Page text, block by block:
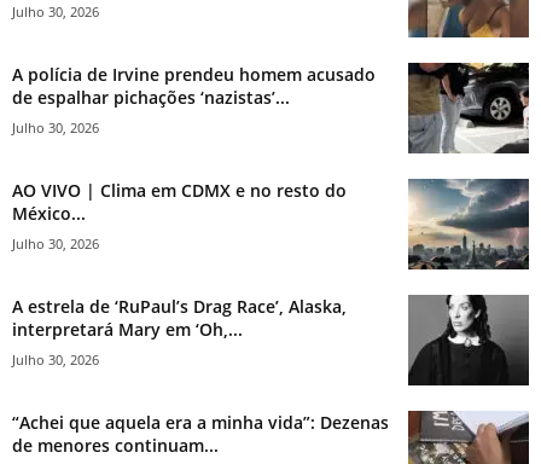
Julho 30, 2026
A polícia de Irvine prendeu homem acusado
de espalhar pichações ‘nazistas’...
Julho 30, 2026
AO VIVO | Clima em CDMX e no resto do
México...
Julho 30, 2026
A estrela de ‘RuPaul’s Drag Race’, Alaska,
interpretará Mary em ‘Oh,...
Julho 30, 2026
“Achei que aquela era a minha vida”: Dezenas
de menores continuam...